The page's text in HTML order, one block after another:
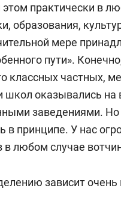
преподавательской
(У) МИД России (по
кафедры
докторских
ИМЭМО РАН,
практически в
образования,
мере
пути».
классных частных,
школ оказывались на
заведениями.
в принципе. У нас
любом случае
зависит очень